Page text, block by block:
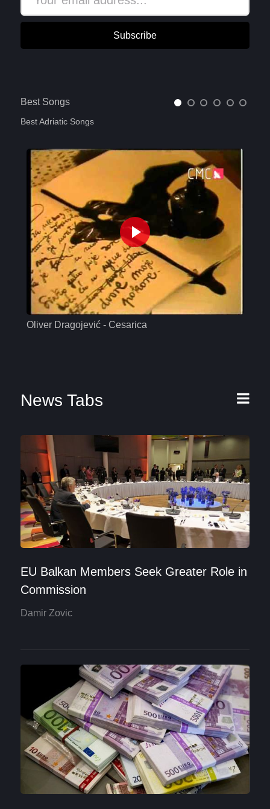
Subscribe
Best Songs
Best Adriatic Songs
Oliver Dragojević - Cesarica
News Tabs
EU Balkan Members Seek Greater Role in
Commission
Damir Zovic